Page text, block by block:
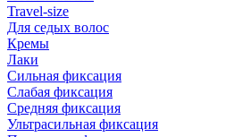
Travel-size
Для седых волос
Кремы
Лаки
Сильная фиксация
Слабая фиксация
Средняя фиксация
Ультрасильная фиксация